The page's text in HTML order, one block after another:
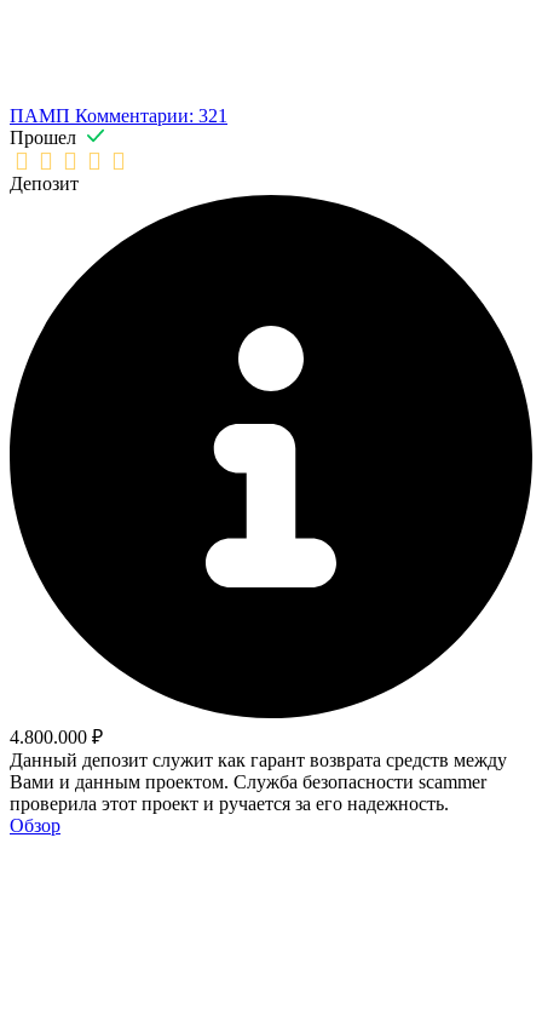
ПАМП Комментарии: 321
Прошел
Депозит
4.800.000 ₽
Данный депозит служит как гарант возврата средств между
Вами и данным проектом. Служба безопасности scammer
проверила этот проект и ручается за его надежность.
Обзор